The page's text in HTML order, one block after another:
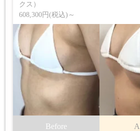
クス）
608,300円(税込)～
Before